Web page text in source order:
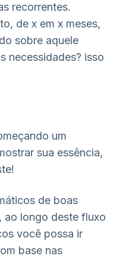
recorrentes.
de x em x meses,
sobre aquele
necessidades? isso
um
sua essência,
de boas
ao longo deste fluxo
você possa ir
base nas